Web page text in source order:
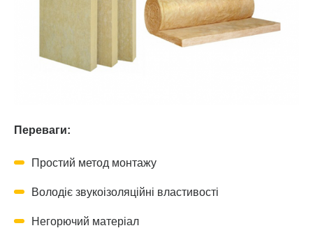
Переваги:
Простий метод монтажу
Володіє звукоізоляційні властивості
Негорючий матеріал